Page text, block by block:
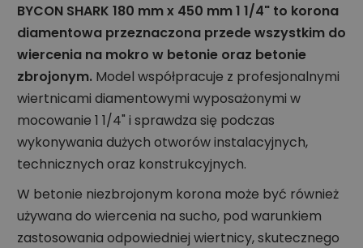
BYCON SHARK 180 mm x 450 mm 1 1/4" to korona
diamentowa przeznaczona przede wszystkim do
wiercenia na mokro w betonie oraz betonie
zbrojonym. Model współpracuje z profesjonalnymi
wiertnicami diamentowymi wyposażonymi w
mocowanie 1 1/4" i sprawdza się podczas
wykonywania dużych otworów instalacyjnych,
technicznych oraz konstrukcyjnych.
W betonie niezbrojonym korona może być również
używana do wiercenia na sucho, pod warunkiem
zastosowania odpowiedniej wiertnicy, skutecznego